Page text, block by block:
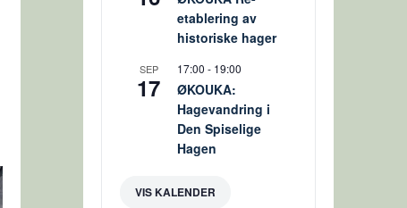
etablering av
historiske hager
SEP
17
17:00 - 19:00
ØKOUKA:
Hagevandring i
Den Spiselige
Hagen
VIS KALENDER